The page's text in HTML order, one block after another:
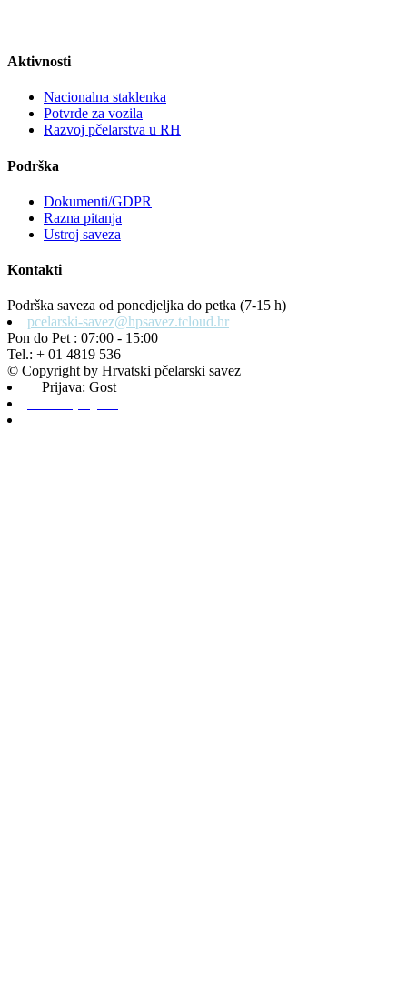
Aktivnosti
Nacionalna staklenka
Potvrde za vozila
Razvoj pčelarstva u RH
Podrška
Dokumenti/GDPR
Razna pitanja
Ustroj saveza
Kontakti
Podrška saveza od ponedjeljka do petka (7-15 h)
pcelarski-savez@hpsavez.tcloud.hr
Pon do Pet : 07:00 - 15:00
Tel.: + 01 4819 536
© Copyright by Hrvatski pčelarski savez
Prijava: Gost